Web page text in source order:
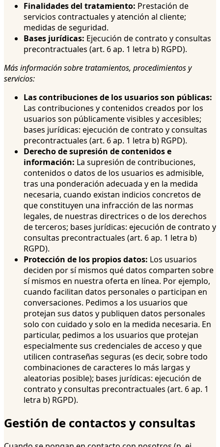
Finalidades del tratamiento: Prestación de
servicios contractuales y atención al cliente;
medidas de seguridad.
Bases jurídicas: Ejecución de contrato y consultas
precontractuales (art. 6 ap. 1 letra b) RGPD).
Más información sobre tratamientos, procedimientos y
servicios:
Las contribuciones de los usuarios son públicas:
Las contribuciones y contenidos creados por los
usuarios son públicamente visibles y accesibles;
bases jurídicas: ejecución de contrato y consultas
precontractuales (art. 6 ap. 1 letra b) RGPD).
Derecho de supresión de contenidos e
información: La supresión de contribuciones,
contenidos o datos de los usuarios es admisible,
tras una ponderación adecuada y en la medida
necesaria, cuando existan indicios concretos de
que constituyen una infracción de las normas
legales, de nuestras directrices o de los derechos
de terceros; bases jurídicas: ejecución de contrato y
consultas precontractuales (art. 6 ap. 1 letra b)
RGPD).
Protección de los propios datos: Los usuarios
deciden por sí mismos qué datos comparten sobre
sí mismos en nuestra oferta en línea. Por ejemplo,
cuando facilitan datos personales o participan en
conversaciones. Pedimos a los usuarios que
protejan sus datos y publiquen datos personales
solo con cuidado y solo en la medida necesaria. En
particular, pedimos a los usuarios que protejan
especialmente sus credenciales de acceso y que
utilicen contraseñas seguras (es decir, sobre todo
combinaciones de caracteres lo más largas y
aleatorias posible); bases jurídicas: ejecución de
contrato y consultas precontractuales (art. 6 ap. 1
letra b) RGPD).
Gestión de contactos y consultas